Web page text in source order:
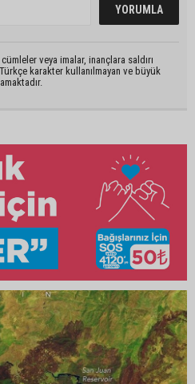
veya imalar, inançlara saldırı
karakter kullanılmayan ve büyük